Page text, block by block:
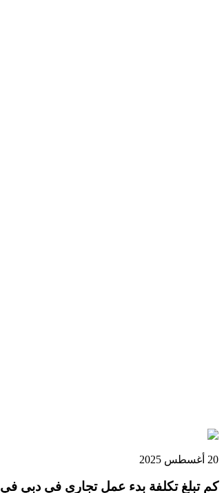
20 أغسطس 2025
كم تبلغ تكلفة بدء عمل تجاري في دبي في 2025؟